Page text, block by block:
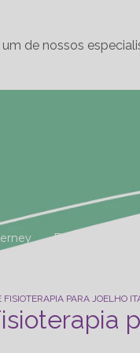
de nossos
Fisioterapia
PARA JOELHO